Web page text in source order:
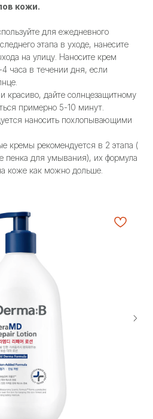
кожи.
для ежедневного
этапа в уходе, нанесите
на улицу. Наносите крем
часа в течении дня, если
красиво, дайте солнцезащитному
примерно 5-10 минут.
наносить похлопывающими
кремы рекомендуется в 2 этапа (
пенка для умывания), их формула
коже как можно дольше.